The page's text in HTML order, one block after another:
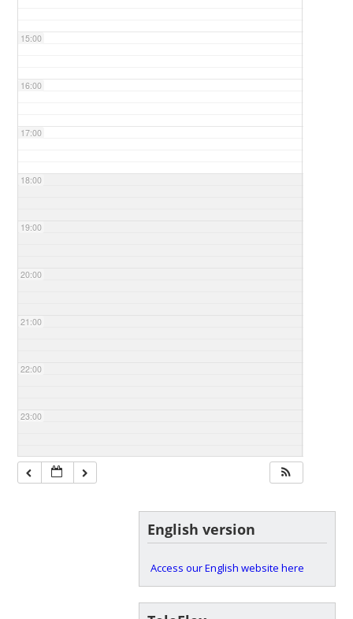
15:00
16:00
17:00
18:00
19:00
20:00
21:00
22:00
23:00
English version
Access our English website here